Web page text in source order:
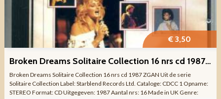
€ 3,50
Broken Dreams Solitaire Collection 16 nrs cd 1987 ZGAN
Broken Dreams Solitaire Collection 16 nrs cd 1987 ZGAN Uit de serie
Solitaire Collection Label: Starblend Records Ltd. Cataloge: CDCC 1 Opname:
STEREO Format: CD Uitgegeven: 1987 Aantal nrs: 16 Made in UK Genre: